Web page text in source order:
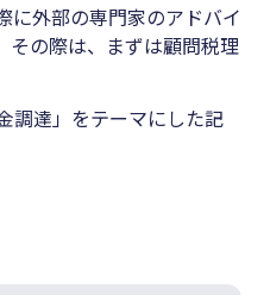
に外部の専門家のアドバイ
その際は、まずは顧問税理
調達」をテーマにした記